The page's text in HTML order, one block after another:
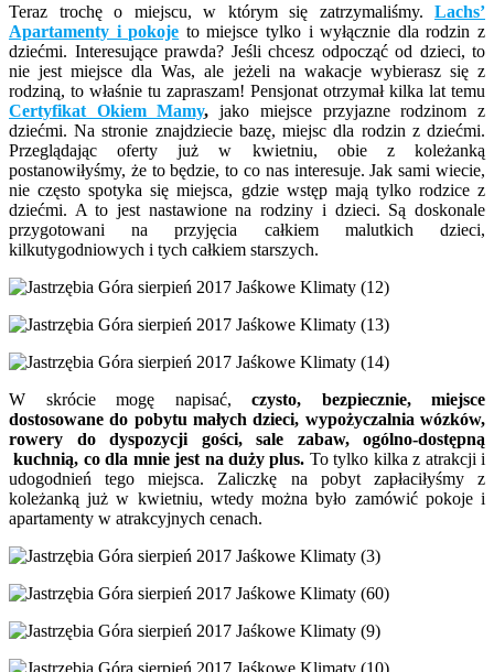
Teraz trochę o miejscu, w którym się zatrzymaliśmy. Lachs’
Apartamenty i pokoje to miejsce tylko i wyłącznie dla rodzin z
dziećmi. Interesujące prawda? Jeśli chcesz odpocząć od dzieci, to
nie jest miejsce dla Was, ale jeżeli na wakacje wybierasz się z
rodziną, to właśnie tu zapraszam! Pensjonat otrzymał kilka lat temu
Certyfikat Okiem Mamy, jako miejsce przyjazne rodzinom z
dziećmi. Na stronie znajdziecie bazę, miejsc dla rodzin z dziećmi.
Przeglądając oferty już w kwietniu, obie z koleżanką
postanowiłyśmy, że to będzie, to co nas interesuje. Jak sami wiecie,
nie często spotyka się miejsca, gdzie wstęp mają tylko rodzice z
dziećmi. A to jest nastawione na rodziny i dzieci. Są doskonale
przygotowani na przyjęcia całkiem malutkich dzieci,
kilkutygodniowych i tych całkiem starszych.
W skrócie mogę napisać, czysto, bezpiecznie, miejsce
dostosowane do pobytu małych dzieci, wypożyczalnia wózków,
rowery do dyspozycji gości, sale zabaw, ogólno-dostępną
kuchnią, co dla mnie jest na duży plus. To tylko kilka z atrakcji i
udogodnień tego miejsca. Zaliczkę na pobyt zapłaciłyśmy z
koleżanką już w kwietniu, wtedy można było zamówić pokoje i
apartamenty w atrakcyjnych cenach.